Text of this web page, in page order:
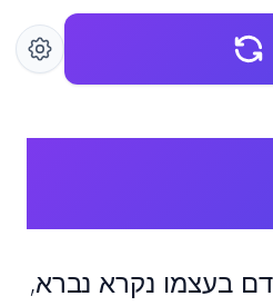
בעצמו נקרא נברא,